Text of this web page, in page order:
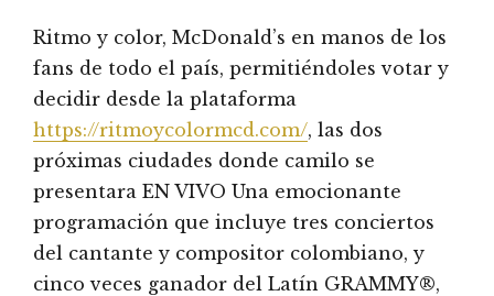
Ritmo y color, McDonald’s en manos de los
fans de todo el país, permitiéndoles votar y
decidir desde la plataforma
https://ritmoycolormcd.com/, las dos
próximas ciudades donde camilo se
presentara EN VIVO Una emocionante
programación que incluye tres conciertos
del cantante y compositor colombiano, y
cinco veces ganador del Latín GRAMMY®,